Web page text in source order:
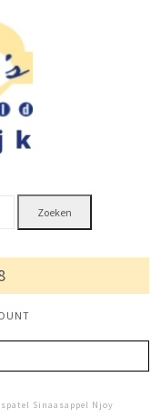
Zoeken
Sinaasappel Njoy